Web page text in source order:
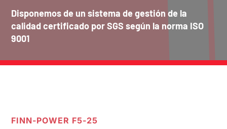
Disponemos de un sistema de gestión de la
calidad certificado por SGS según la norma ISO
9001
FINN-POWER F5-25